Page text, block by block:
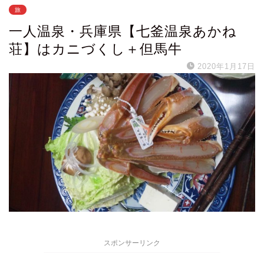
旅
一人温泉・兵庫県【七釜温泉あかね
荘】はカニづくし＋但馬牛
2020年1月17日
スポンサーリンク